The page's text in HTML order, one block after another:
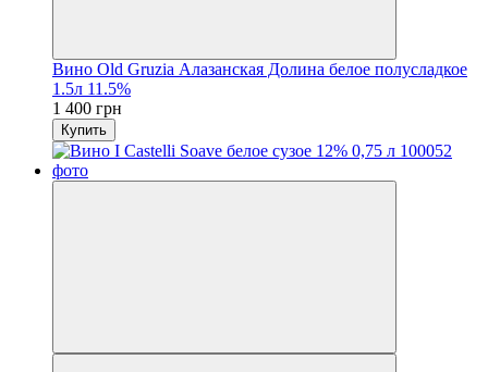
Вино Old Gruzia Алазанская Долина белое полусладкое
1.5л 11.5%
1 400 грн
Купить